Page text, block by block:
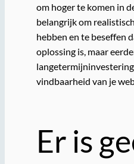
om hoger te komen in
belangrijk om
hebben en te beseffen
oplossing is, maar
vindbaarheid van je
Er is